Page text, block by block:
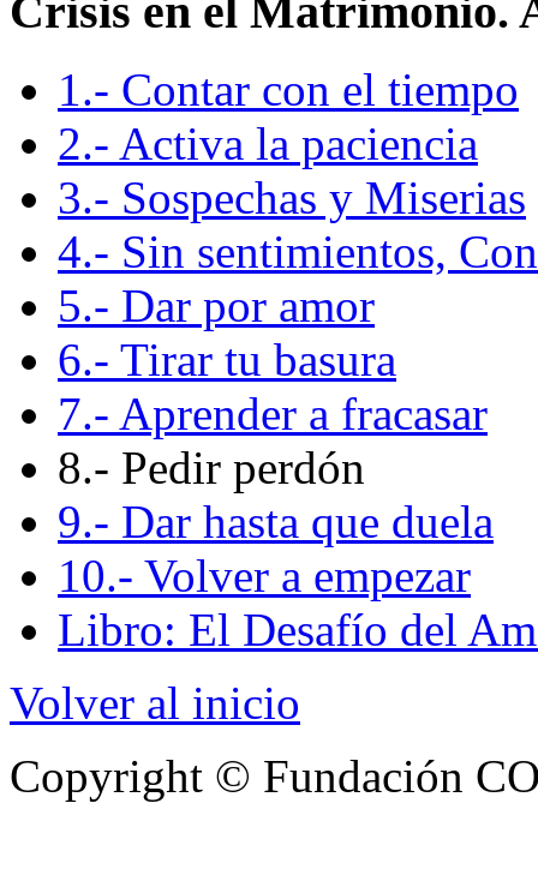
Crisis en el Matrimonio.
1.- Contar con el tiempo
2.- Activa la paciencia
3.- Sospechas y Miserias
4.- Sin sentimientos,
5.- Dar por amor
6.- Tirar tu basura
7.- Aprender a fracasar
8.- Pedir perdón
9.- Dar hasta que duela
10.- Volver a empezar
Libro: El Desafío del
Volver al inicio
Copyright © Fundación